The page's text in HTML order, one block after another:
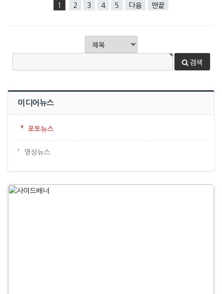
1 2 3 4 5 다음 맨끝
검색
미디어뉴스
포토뉴스
영상뉴스